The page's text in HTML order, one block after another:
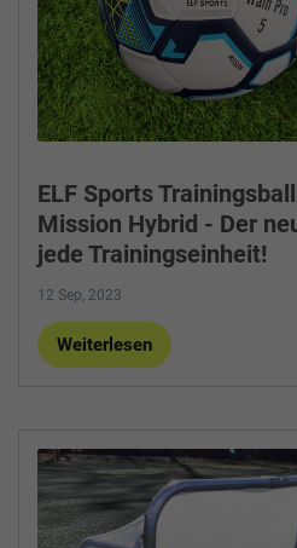
ELF Sports
Mission Hybrid - Der
jede Trainingseinheit!
12 Sep, 2023
Weiterlesen